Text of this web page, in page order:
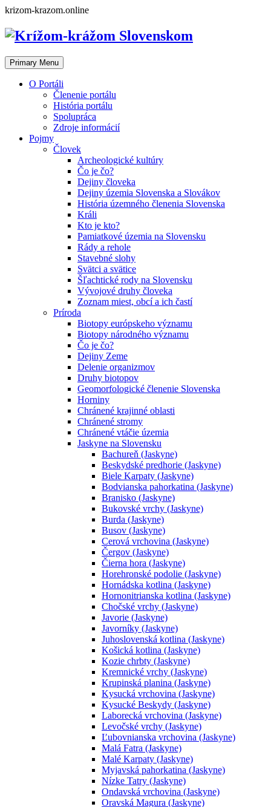
Skip
content
krizom-krazom.online
Primary Menu
O Portáli
Členenie portálu
História portálu
Spolupráca
Zdroje informácií
Pojmy
Človek
Archeologické kultúry
Čo je čo?
Dejiny človeka
Dejiny územia Slovenska a Slovákov
História územného členenia Slovenska
Králi
Kto je kto?
Pamiatkové územia na Slovensku
Rády a rehole
Stavebné slohy
Svätci a svätice
Šľachtické rody na Slovensku
Vývojové druhy človeka
Zoznam miest, obcí a ich častí
Príroda
Biotopy európskeho významu
Biotopy národného významu
Čo je čo?
Dejiny Zeme
Delenie organizmov
Druhy biotopov
Geomorfologické členenie Slovenska
Horniny
Chránené krajinné oblasti
Chránené stromy
Chránené vtáčie územia
Jaskyne na Slovensku
Bachureň (Jaskyne)
Beskydské predhorie (Jaskyne)
Biele Karpaty (Jaskyne)
Bodvianska pahorkatina (Jaskyne)
Branisko (Jaskyne)
Bukovské vrchy (Jaskyne)
Burda (Jaskyne)
Busov (Jaskyne)
Cerová vrchovina (Jaskyne)
Čergov (Jaskyne)
Čierna hora (Jaskyne)
Horehronské podolie (Jaskyne)
Hornádska kotlina (Jaskyne)
Hornonitrianska kotlina (Jaskyne)
Chočské vrchy (Jaskyne)
Javorie (Jaskyne)
Javorníky (Jaskyne)
Juhoslovenská kotlina (Jaskyne)
Košická kotlina (Jaskyne)
Kozie chrbty (Jaskyne)
Kremnické vrchy (Jaskyne)
Krupinská planina (Jaskyne)
Kysucká vrchovina (Jaskyne)
Kysucké Beskydy (Jaskyne)
Laborecká vrchovina (Jaskyne)
Levočské vrchy (Jaskyne)
Ľubovnianska vrchovina (Jaskyne)
Malá Fatra (Jaskyne)
Malé Karpaty (Jaskyne)
Myjavská pahorkatina (Jaskyne)
Nízke Tatry (Jaskyne)
Ondavská vrchovina (Jaskyne)
Oravská Magura (Jaskyne)